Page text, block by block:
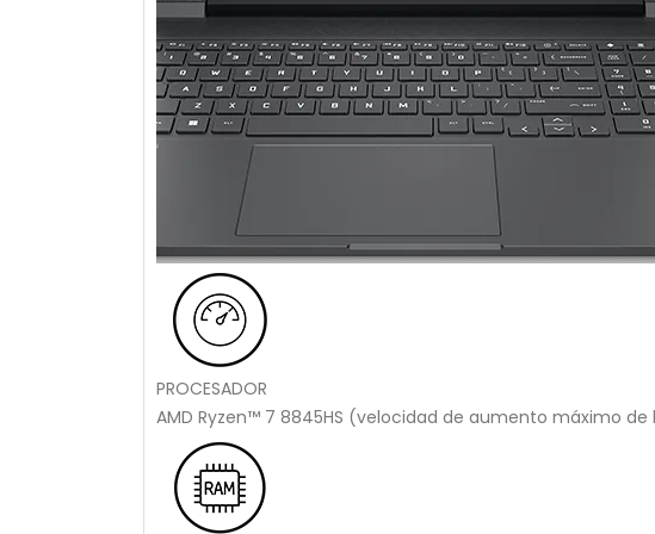
PROCESADOR
AMD Ryzen™ 7 8845HS (velocidad de aumento máximo de